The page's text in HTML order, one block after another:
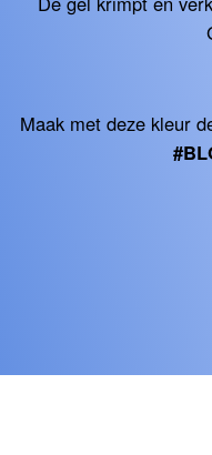
Maak met deze kleur